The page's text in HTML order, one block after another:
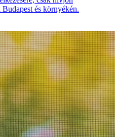
és környékén.